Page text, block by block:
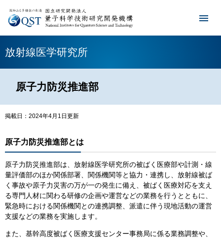
放射線医学研究所
原子力防災推進部
掲載日：2024年4月1日更新
原子力防災推進部とは
原子力防災推進部は、放射線医学研究所の被ばく医療部や計測・線
量評価部のほか関係部署、関係機関等と協力・連携し、放射線被ば
く事故や原子力災害の万が一の発生に備え、被ばく医療対応を支え
る専門人材に関わる研修の企画や運営などの業務を行うとともに、
緊急時における関係機関との連携調整、派遣に伴う現地活動の運営
支援などの業務を実施します。
また、基幹高度被ばく医療支援センター事務局に係る業務調整や、